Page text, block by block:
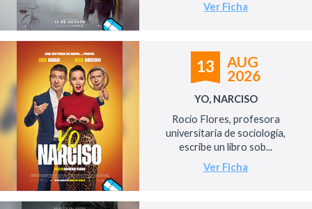
Ver Ficha
13
AUG
2026
YO, NARCISO
Rocío Flores, profesora
universitaria de sociología,
escribe un libro sob...
Ver Ficha